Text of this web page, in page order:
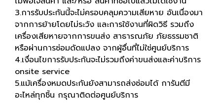
3.การรับประกันนี้จะไม่ครอบคลุมความเสียหาย อันเนื่องมา
จากการย้ายโดยไม่ระวัง และการใช้งานที่ผิดวิธี รวมถึง
เครื่องเสียหายจากการขนส่ง สาธารณภัย ภัยธรรมชาติ
หรือผ่านการซ่อมดัดแปลง จากผู้อื่นที่ไม่ใช่ศูนย์บริการ
4.เงื่อนไขการรับประกันจะไม่รวมถึงค่าขนส่งและค่าบริการ
onsite service
5.แม้เครื่องหมดประกันยังสามารถส่งซ่อมได้ การันตีมี
อะไหล่ทุกชิ้น กรุณาติดต่อศูนย์บริการ